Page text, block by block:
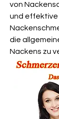
von
und effektive
die
Nackens zu